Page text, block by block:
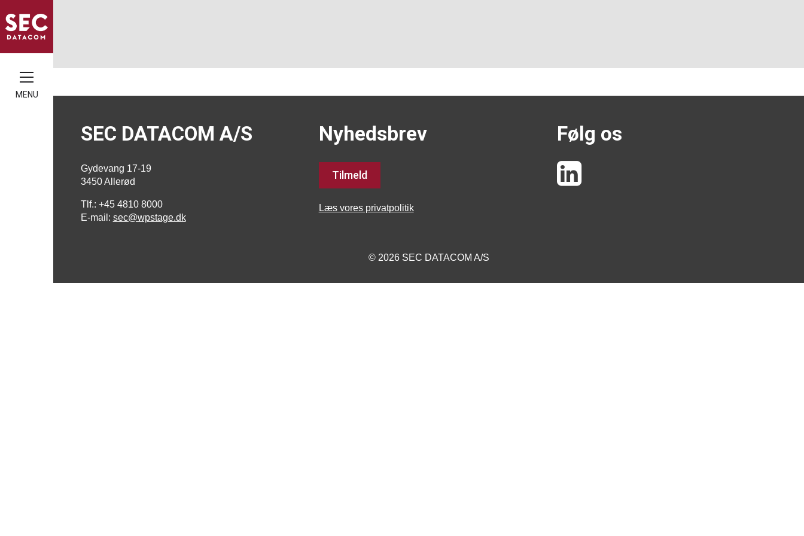
MENU
SEC DATACOM A/S
Gydevang 17-19
3450 Allerød
Tlf.: +45 4810 8000
E-mail: sec@wpstage.dk
Nyhedsbrev
Tilmeld
Læs vores privatpolitik
Følg os
© 2026 SEC DATACOM A/S